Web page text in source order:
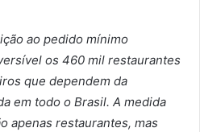
ao pedido mínimo
os 460 mil restaurantes
que dependem da
em todo o Brasil. A medida
apenas restaurantes, mas